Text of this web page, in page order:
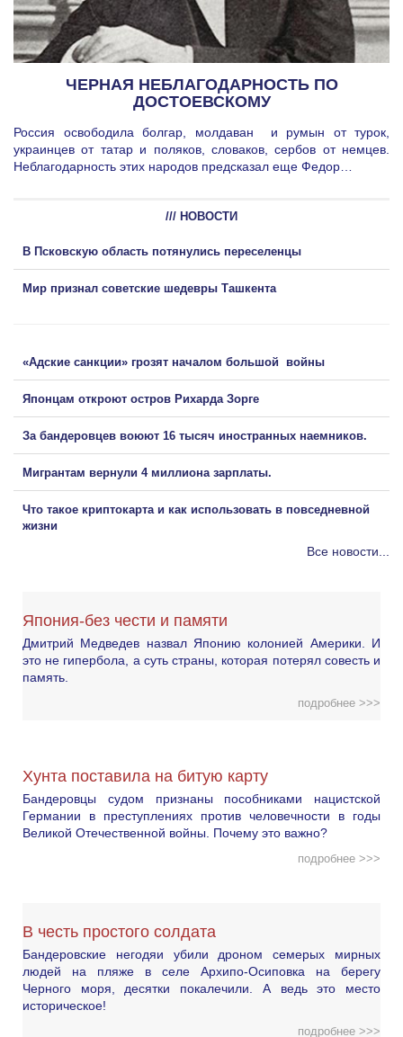
ЧЕРНАЯ НЕБЛАГОДАРНОСТЬ ПО
ДОСТОЕВСКОМУ
Россия освободила болгар, молдаван и румын от турок,
украинцев от татар и поляков, словаков, сербов от немцев.
Неблагодарность этих народов предсказал еще Федор…
/// НОВОСТИ
В Псковскую область потянулись переселенцы
Мир признал советские шедевры Ташкента
«Адские санкции» грозят началом большой войны
Японцам откроют остров Рихарда Зорге
За бандеровцев воюют 16 тысяч иностранных наемников.
Мигрантам вернули 4 миллиона зарплаты.
Что такое криптокарта и как использовать в повседневной
жизни
Все новости...
Япония-без чести и памяти
Дмитрий Медведев назвал Японию колонией Америки. И
это не гипербола, а суть страны, которая потерял совесть и
память.
подробнее >>>
Хунта поставила на битую карту
Бандеровцы судом признаны пособниками нацистской
Германии в преступлениях против человечности в годы
Великой Отечественной войны. Почему это важно?
подробнее >>>
В честь простого солдата
Бандеровские негодяи убили дроном семерых мирных
людей на пляже в селе Архипо-Осиповка на берегу
Черного моря, десятки покалечили. А ведь это место
историческое!
подробнее >>>